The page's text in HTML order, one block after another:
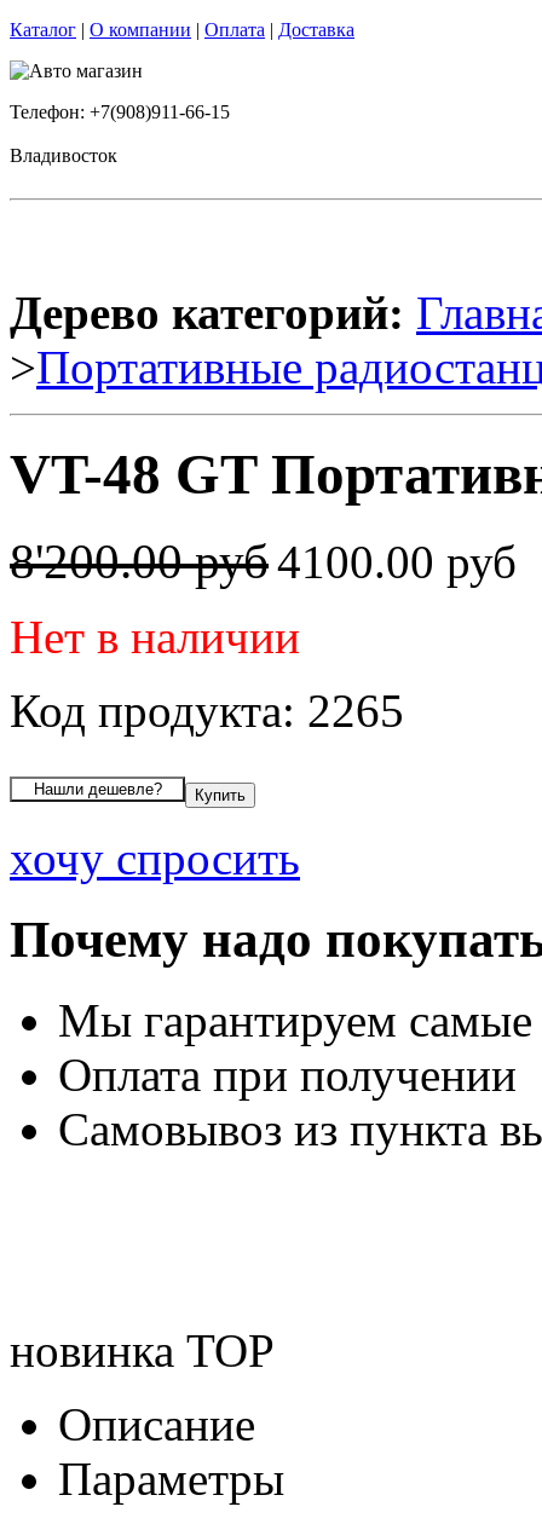
Каталог | О компании | Оплата | Доставка
Телефон: +7(908)911-66-15
Владивосток
Дерево категорий:
>Портативные
VT-48 GT
8'200.00 руб4100.00 руб
Нет в наличии
Код продукта: 2265
хочу спросить
Почему надо
Мы гарантируем
Оплата при получении
Самовывоз из пункта
новинка TOP
Описание
Параметры